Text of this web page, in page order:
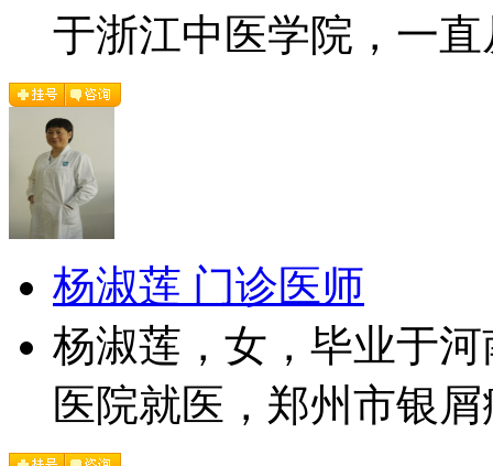
于浙江中医学院，一直
杨淑莲 门诊医师
杨淑莲，女，毕业于
医院就医，郑州市银